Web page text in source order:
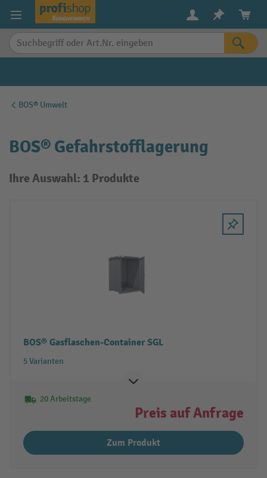
springen
BOS® Umwelt
BOS® Gefahrstofflagerung
Ihre Auswahl: 1 Produkte
BOS® Gasflaschen-Container SGL
5 Varianten
20 Arbeitstage
Preis auf Anfrage
Zum Produkt